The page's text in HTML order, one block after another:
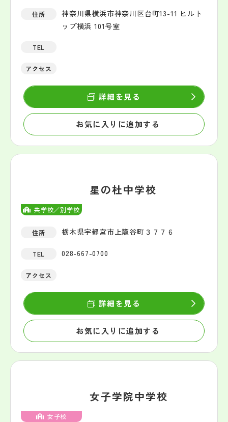
住所
神奈川県横浜市神奈川区台町13-11 ヒルト
ップ横浜 101号室
TEL
アクセス
お気に入りに追加する
詳細を見る
共学校／別学校
星の杜中学校
住所 栃木県宇都宮市上籠谷町３７７６
TEL 028-667-0700
アクセス
お気に入りに追加する
詳細を見る
女子校
女子学院中学校